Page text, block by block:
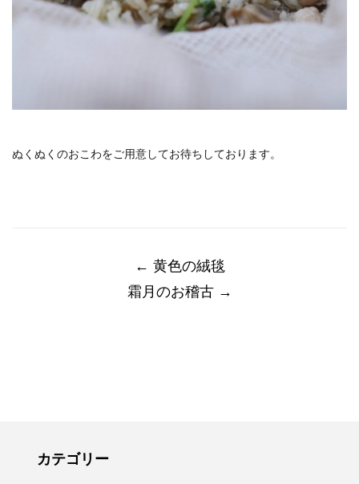
ぬくぬくのおこわをご用意してお待ちしております。
← 黄色の絨毯
霜月のお稽古 →
カテゴリー